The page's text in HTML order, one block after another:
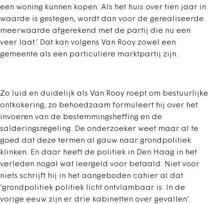
een woning kunnen kopen. Als het huis over tien jaar in
waarde is gestegen, wordt dan voor de gerealiseerde
meerwaarde afgerekend met de partij die nu een
veer laat.’ Dat kan volgens Van Rooy zowel een
gemeente als een particuliere marktpartij zijn.
Zo luid en duidelijk als Van Rooy roept om bestuurlijke
ontkokering, zo behoedzaam formuleert hij over het
invoeren van de bestemmingsheffing en de
salderingsregeling. De onderzoeker weet maar al te
goed dat deze termen al gauw naar grondpolitiek
klinken. En daar heeft de politiek in Den Haag in het
verleden nogal wat leergeld voor betaald. Niet voor
niets schrijft hij in het aangeboden cahier al dat
‘grondpolitiek politiek licht ontvlambaar is. In de
vorige eeuw zijn er drie kabinetten over gevallen’.